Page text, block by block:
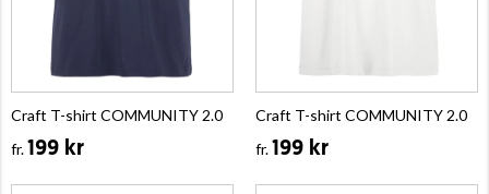
Craft T-shirt COMMUNITY 2.0
fr.199 kr
Craft T-shirt COMMUNITY 2.0
fr.199 kr